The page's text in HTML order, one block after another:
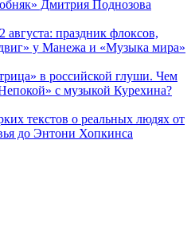
Дмитрия Поднозова
праздник флоксов,
у Манежа и «Музыка мира»
в российской глуши. Чем
с музыкой Курехина?
текстов о реальных людях от
до Энтони Хопкинса